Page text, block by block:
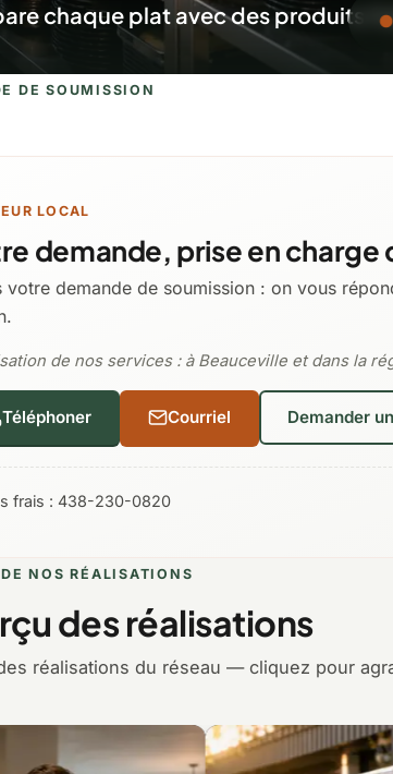
et dresse sur place, pour tous
DE SOUMISSION
LOCAL
demande, prise en
votre demande de soumission : on vous
de nos services : à Beauceville et dans la
Téléphoner Courriel Demander
frais : 438-230-0820
NOS RÉALISATIONS
des réalisations
réalisations du réseau — cliquez pour